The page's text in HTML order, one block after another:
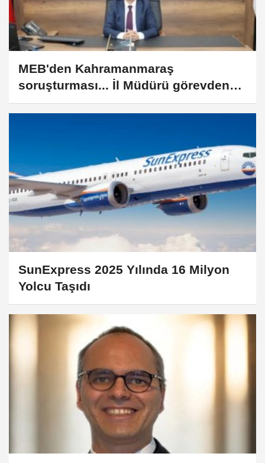
MEB'den Kahramanmaraş
soruşturması... İl Müdürü görevden
alındı
SunExpress 2025 Yılında 16 Milyon
Yolcu Taşıdı